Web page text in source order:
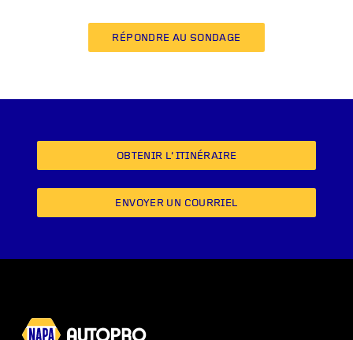
RÉPONDRE AU SONDAGE
OBTENIR L’ITINÉRAIRE
ENVOYER UN COURRIEL